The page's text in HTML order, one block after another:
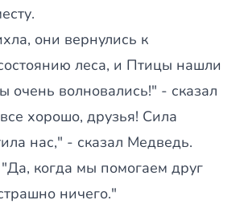
они вернулись к
леса, и Птицы нашли
очень волновались!" - сказал
хорошо, друзья! Сила
нас," - сказал Медведь.
когда мы помогаем друг
ничего."